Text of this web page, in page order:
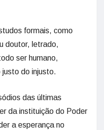
formais, como
doutor, letrado,
ser humano,
do injusto.
das últimas
da instituição do Poder
a esperança no